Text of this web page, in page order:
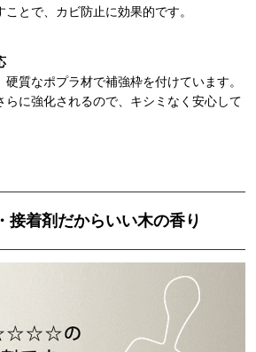
とで、カビ防止に効果的です。
質なポプラ材で補強枠を付けています。
らに強化されるので、キシミなく安心して
接着剤だからいい木の香り